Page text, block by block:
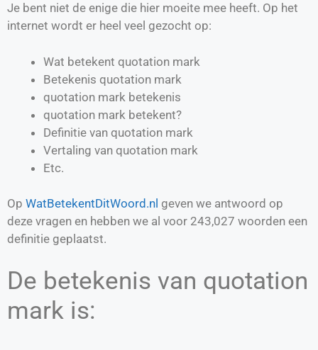
Je bent niet de enige die hier moeite mee heeft. Op het
internet wordt er heel veel gezocht op:
Wat betekent quotation mark
Betekenis quotation mark
quotation mark betekenis
quotation mark betekent?
Definitie van quotation mark
Vertaling van quotation mark
Etc.
Op WatBetekentDitWoord.nl geven we antwoord op
deze vragen en hebben we al voor 243,027 woorden een
definitie geplaatst.
De betekenis van quotation
mark is: